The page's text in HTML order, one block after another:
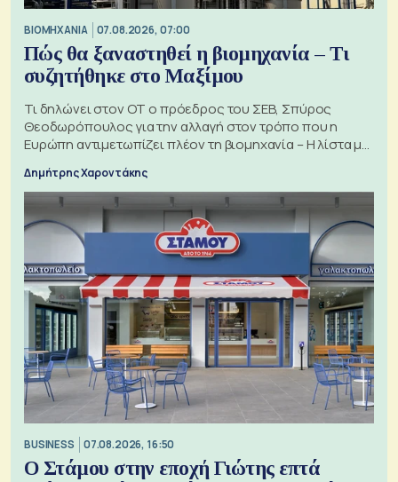
ΒΙΟΜΗΧΑΝΙΑ 07.08.2026, 07:00
Πώς θα ξαναστηθεί η βιομηχανία – Τι
συζητήθηκε στο Μαξίμου
Τι δηλώνει στον ΟΤ ο πρόεδρος του ΣΕΒ, Σπύρος
Θεοδωρόπουλος για την αλλαγή στον τρόπο που η
Ευρώπη αντιμετωπίζει πλέον τη βιομηχανία – Η λίστα με
Δημήτρης Χαροντάκης
BUSINESS 07.08.2026, 16:50
Ο Στάμου στην εποχή Γιώτης επτά